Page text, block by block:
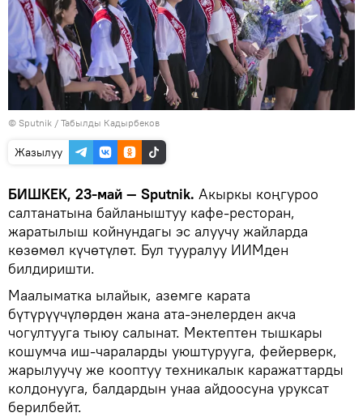
© Sputnik / Табылды Кадырбеков
Жазылуу
БИШКЕК, 23-май — Sputnik. Акыркы коңгуроо
салтанатына байланыштуу кафе-ресторан,
жаратылыш койнундагы эс алуучу жайларда
көзөмөл күчөтүлөт. Бул тууралуу ИИМден
билдиришти.
Маалыматка ылайык, аземге карата
бүтүрүүчүлөрдөн жана ата-энелерден акча
чогултууга тыюу салынат. Мектептен тышкары
кошумча иш-чараларды уюштурууга, фейерверк,
жарылуучу же кооптуу техникалык каражаттарды
колдонууга, балдардын унаа айдоосуна уруксат
берилбейт.